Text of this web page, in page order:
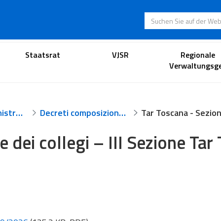
Suchen Sie auf
Anwaltsportal
Staatsrat VJSR
Regionale
Tribunale amministrativo regionale per la Toscana Decreti composizione collegi Tar Toscana
dei collegi – III Sezione Tar